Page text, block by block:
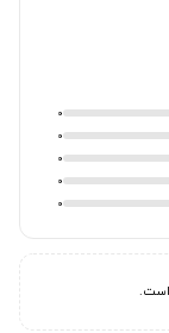
0
0
0
0
0
است.